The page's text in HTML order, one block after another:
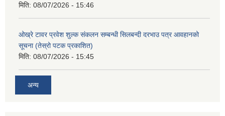
मिति: 08/07/2026 - 15:46
ओख्रे टावर प्रवेश शुल्क संकलन सम्बन्धी सिलबन्दी दरभाउ पत्र आवहानको
सूचना (तेस्रो पटक प्रकाशित)
मिति: 08/07/2026 - 15:45
अन्य